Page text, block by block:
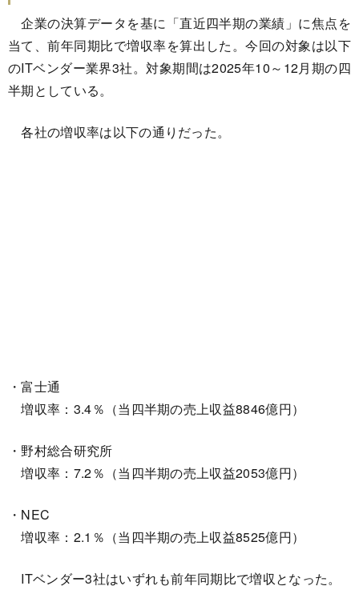
企業の決算データを基に「直近四半期の業績」に焦点を
当て、前年同期比で増収率を算出した。今回の対象は以下
のITベンダー業界3社。対象期間は2025年10～12月期の四
半期としている。
各社の増収率は以下の通りだった。
・富士通
増収率：3.4％（当四半期の売上収益8846億円）
・野村総合研究所
増収率：7.2％（当四半期の売上収益2053億円）
・NEC
増収率：2.1％（当四半期の売上収益8525億円）
ITベンダー3社はいずれも前年同期比で増収となった。